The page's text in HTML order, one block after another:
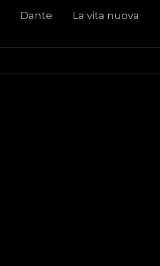
Dante La vita nuova